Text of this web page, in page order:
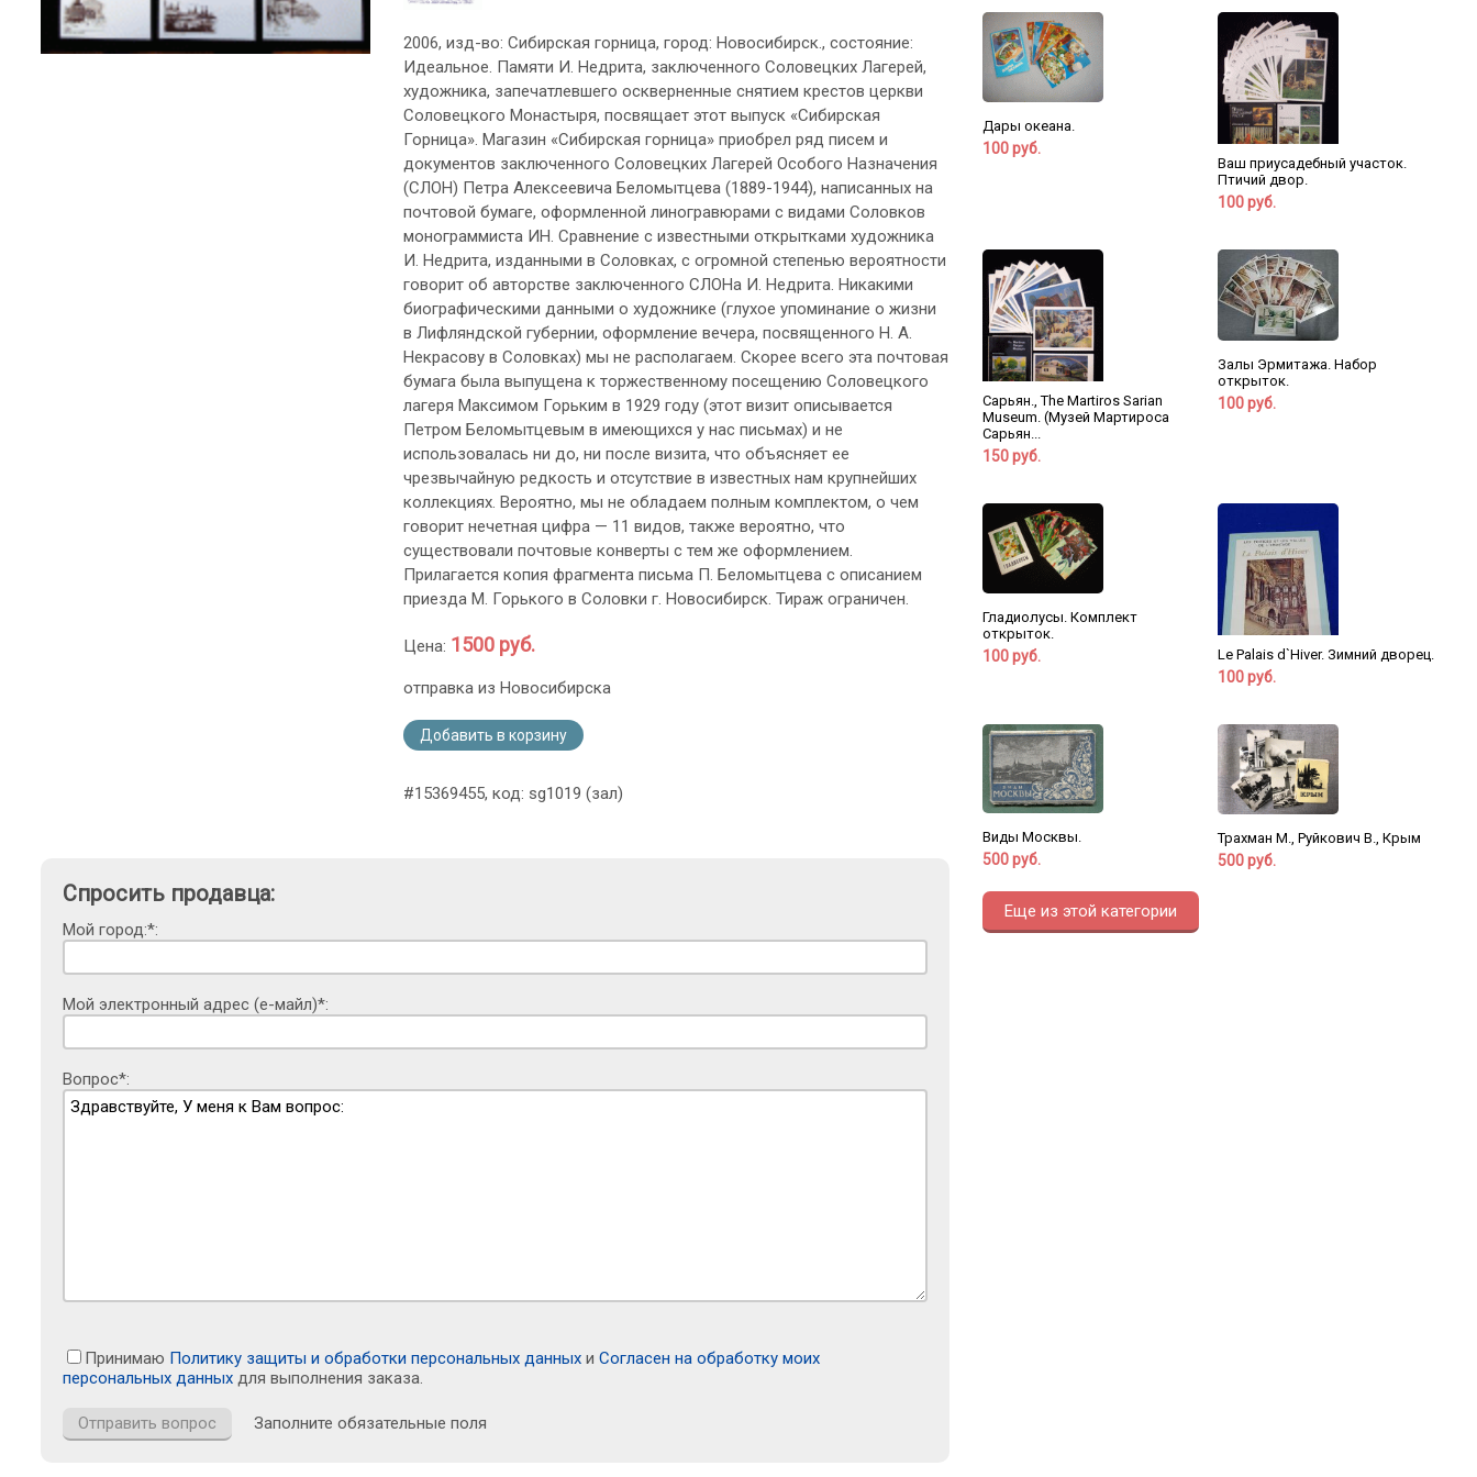
2006, изд-во: Сибирская горница, город: Новосибирск., состояние:
Идеальное. Памяти И. Недрита, заключенного Соловецких Лагерей,
художника, запечатлевшего оскверненные снятием крестов церкви
Соловецкого Монастыря, посвящает этот выпуск «Сибирская
Горница». Магазин «Сибирская горница» приобрел ряд писем и
документов заключенного Соловецких Лагерей Особого Назначения
(СЛОН) Петра Алексеевича Беломытцева (1889-1944), написанных на
почтовой бумаге, оформленной линогравюрами с видами Соловков
монограммиста ИН. Сравнение с известными открытками художника
И. Недрита, изданными в Соловках, с огромной степенью вероятности
говорит об авторстве заключенного СЛОНа И. Недрита. Никакими
биографическими данными о художнике (глухое упоминание о жизни
в Лифляндской губернии, оформление вечера, посвященного Н. А.
Некрасову в Соловках) мы не располагаем. Скорее всего эта почтовая
бумага была выпущена к торжественному посещению Соловецкого
лагеря Максимом Горьким в 1929 году (этот визит описывается
Петром Беломытцевым в имеющихся у нас письмах) и не
использовалась ни до, ни после визита, что объясняет ее
чрезвычайную редкость и отсутствие в известных нам крупнейших
коллекциях. Вероятно, мы не обладаем полным комплектом, о чем
говорит нечетная цифра — 11 видов, также вероятно, что
существовали почтовые конверты с тем же оформлением.
Прилагается копия фрагмента письма П. Беломытцева с описанием
приезда М. Горького в Соловки г. Новосибирск. Тираж ограничен.
Цена: 1500 руб.
отправка из Новосибирска
Добавить в корзину
#15369455, код: sg1019 (зал)
Спросить продавца:
Мой город:*:
Мой электронный адрес (е-майл)*:
Вопрос*:
Принимаю Политику защиты и обработки персональных данных и Согласен на обработку моих
персональных данных для выполнения заказа.
Заполните обязательные поля
Дары океана.
100 руб.
Ваш приусадебный участок.
Птичий двор.
100 руб.
Сарьян., The Martiros Sarian
Museum. (Музей Мартироса
Сарьян...
150 руб.
Залы Эрмитажа. Набор
открыток.
100 руб.
Гладиолусы. Комплект
открыток.
100 руб. Le Palais d`Hiver. Зимний дворец.
100 руб.
Виды Москвы.
500 руб.
Трахман М., Руйкович В., Крым
500 руб.
Еще из этой категории